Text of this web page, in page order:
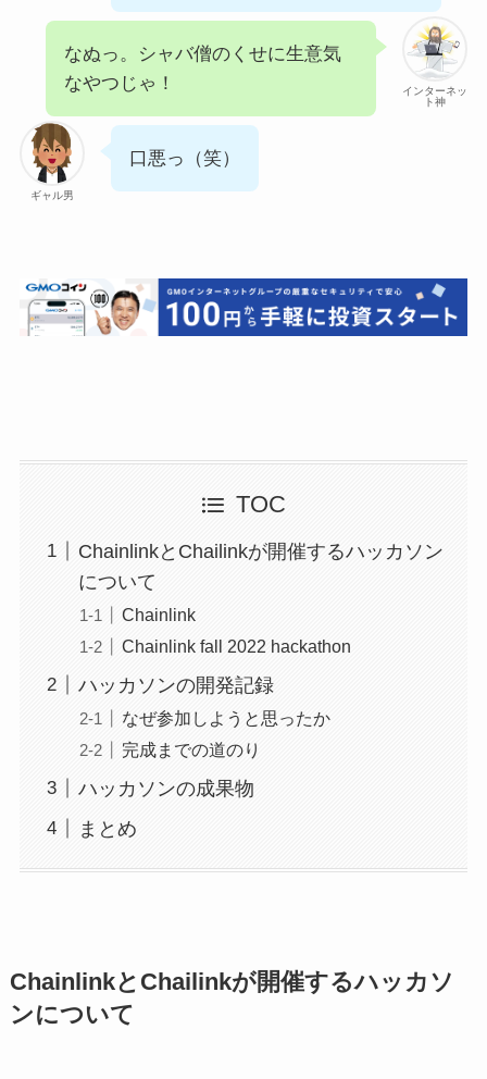
インターネッ
ト神
なぬっ。シャバ僧のくせに生意気
なやつじゃ！
ギャル男
口悪っ（笑）
TOC
ChainlinkとChailinkが開催するハッカソン
について
Chainlink
Chainlink fall 2022 hackathon
ハッカソンの開発記録
なぜ参加しようと思ったか
完成までの道のり
ハッカソンの成果物
まとめ
ChainlinkとChailinkが開催するハッカソ
ンについて